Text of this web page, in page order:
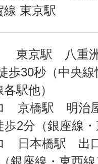
線 東京駅
東京駅 八重洲
歩30秒（中央
駅他）
京橋駅 明治
2分（銀座線・
日本橋駅 出
銀座線・東西